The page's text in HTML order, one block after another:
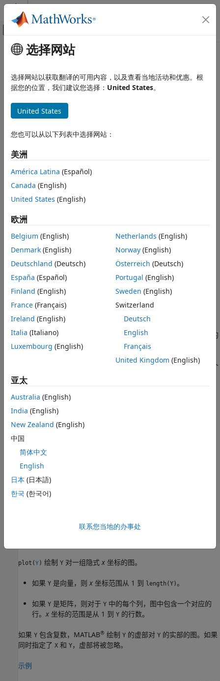
跳到内容
画布外导航菜单切换
文档主页
数据导入和分析
数据探索
MATLAB
二维图和三维图
描述
示例
输入参量
名称-值参数
提示
扩展功能
版本历史记录
另请参阅
主要内容
plot
二维线图
全页折叠
语法
plot(X,Y)
plot(X,Y,LineSpec)
plot(X1,Y1,...,Xn,Yn)
plot(X1,Y1,LineSpec1,...,Xn,Yn,LineSpecn)
plot(Y,LineSpec)
plot(tbl,yvar)
plot(ax,___)
plot( ___
,Name,Value)
说明
向量和矩阵数据
plot( X, 创建 中对应值的二维线图。
要绘制由线段连接的一组坐标，请将X和
指定为相同长度的
向量。
要在同一组坐标区上绘制多组坐标，请将
中的至少一个
示例
plot(
此语法可替代将坐标指定为矩阵的形式。
示例
plot( X1,Y1,
指定特定的线型、标记和颜色。您可以对某些
对组指定标记，但没有对第二个对组指定标记。
plot(Y ) 绘制 Y 对一组隐式 x 坐标的图。
如果 Y 是向量，则 x 坐标范围从 1 到 length(Y)。
如果 Y 是矩阵，则对于 Y 中的每个列，图中包含一个对应的
行。 x 坐标的范围是从 1 到 Y 的行数。
如果 Y 包含复数，MATLAB® 绘制 Y 的虚部对 Y 的实部的图。如果
同时指定了 X 和 Y，虚部将被忽略。
示例
选择网站
选择网站以获取翻译的可用内容，以及查看当地活动和优惠。根
据您的位置，我们建议您选择： United States。
United States
您也可以从以下列表中选择网站：
美洲
América Latina (Español)
Canada (English)
United States (English)
欧洲
Belgium (English)
Denmark (English)
Deutschland (Deutsch)
España (Español)
Finland (English)
France (Français)
Ireland (English)
Italia (Italiano)
Luxembourg (English)
Netherlands (English)
Norway(English)
Österreich (Deutsch)
Portugal (English)
Sweden (English)
Switzerland
Deutsch
English
Français
United Kingdom (English)
亚太
Australia (English)
India (English)
New Zealand (English)
中国
简体中文
English
日本 (日本語)
한국 (한국어)
联系您当地的办事处